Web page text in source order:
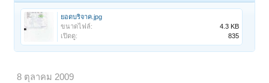
ยอดบริจาค.jpg
ขนาดไฟล์:
4.3 KB
เปิดดู:
835
8 ตุลาคม 2009